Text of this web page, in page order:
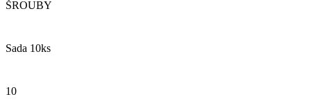
ŠROUBY
Sada 10ks
10